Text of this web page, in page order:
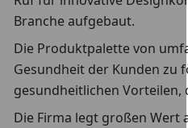
Branche aufgebaut.
Die Produktpalette von
Gesundheit der Kunden zu
gesundheitlichen
Die Firma legt großen Wert